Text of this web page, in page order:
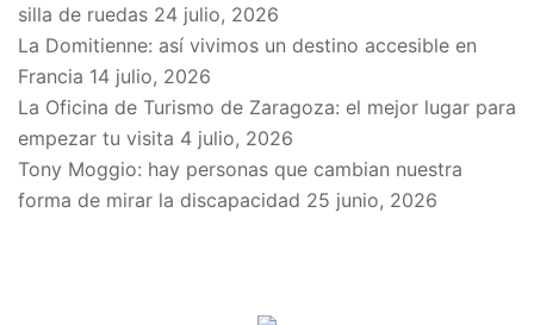
silla de ruedas 24 julio, 2026
La Domitienne: así vivimos un destino accesible en
Francia 14 julio, 2026
La Oficina de Turismo de Zaragoza: el mejor lugar para
empezar tu visita 4 julio, 2026
Tony Moggio: hay personas que cambian nuestra
forma de mirar la discapacidad 25 junio, 2026